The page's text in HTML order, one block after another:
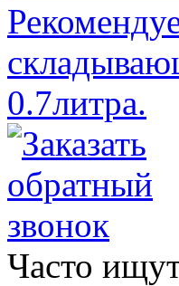
0.7литра.
Часто